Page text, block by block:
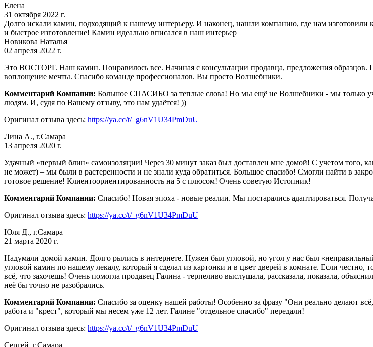
Елена
31 октября 2022 г.
Долго искали камин, подходящий к нашему интерьеру. И наконец, нашли компанию, где нам
и быстрое изготовление! Камин идеально вписался в наш интерьер
Новикова Наталья
02 апреля 2022 г.
Это ВОСТОРГ. Наш камин. Понравилось все. Начиная с консультации продавца, предложения образцов.
воплощение мечты. Спасибо команде профессионалов. Вы просто Волшебники.
Комментарий Компании: Большое СПАСИБО за теплые слова! Но мы ещё не Волшебники - мы только
людям. И, судя по Вашему отзыву, это нам удаётся! ))
Оригинал отзыва здесь: https://ya.cc/t/_g6nV1U34PmDuU
Лина А., г.Самара
13 апреля 2020 г.
Удачный «первый блин» самоизоляции! Через 30 минут заказ был доставлен мне домой! С учетом того,
не может) – мы были в растеренности и не знали куда обратиться. Большое спасибо! Смогли найти в
готовое решение! Клиентоориентированность на 5 с плюсом! Очень советую Истопник!
Комментарий Компании: Спасибо! Новая эпоха - новые реалии. Мы постарались адаптироваться.
Оригинал отзыва здесь: https://ya.cc/t/_g6nV1U34PmDuU
Юля Д., г.Самара
21 марта 2020 г.
Надумали домой камин. Долго рылись в интернете. Нужен был угловой, но угол у нас был
угловой камин по нашему лекалу, который я сделал из картонки и в цвет дверей в комнате. Если
всё, что захочешь! Очень помогла продавец Галина - терпеливо выслушала, рассказала, показала,
неё бы точно не разобрались.
Комментарий Компании: Спасибо за оценку нашей работы! Особенно за фразу "Они реально делают
работа и "крест", который мы несем уже 12 лет. Галине "отдельное спасибо" передали!
Оригинал отзыва здесь: https://ya.cc/t/_g6nV1U34PmDuU
Сергей, г.Самара